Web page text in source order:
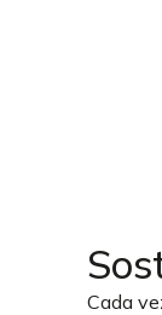
Cada